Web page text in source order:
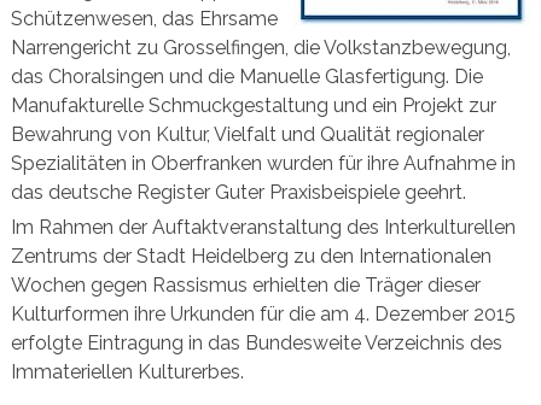
Schützenwesen, das Ehrsame
Narrengericht zu Grosselfingen, die Volkstanzbewegung,
das Choralsingen und die Manuelle Glasfertigung. Die
Manufakturelle Schmuckgestaltung und ein Projekt zur
Bewahrung von Kultur, Vielfalt und Qualität regionaler
Spezialitäten in Oberfranken wurden für ihre Aufnahme in
das deutsche Register Guter Praxisbeispiele geehrt.
Im Rahmen der Auftaktveranstaltung des Interkulturellen
Zentrums der Stadt Heidelberg zu den Internationalen
Wochen gegen Rassismus erhielten die Träger dieser
Kulturformen ihre Urkunden für die am 4. Dezember 2015
erfolgte Eintragung in das Bundesweite Verzeichnis des
Immateriellen Kulturerbes.